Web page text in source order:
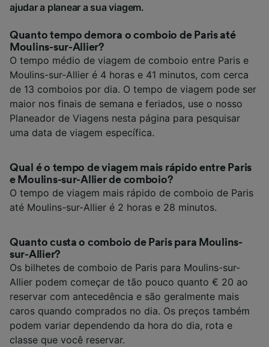
ajudar a planear a sua viagem.
Quanto tempo demora o comboio de Paris até
Moulins-sur-Allier?
O tempo médio de viagem de comboio entre Paris e
Moulins-sur-Allier é 4 horas e 41 minutos, com cerca
de 13 comboios por dia. O tempo de viagem pode ser
maior nos finais de semana e feriados, use o nosso
Planeador de Viagens nesta página para pesquisar
uma data de viagem específica.
Qual é o tempo de viagem mais rápido entre Paris
e Moulins-sur-Allier de comboio?
O tempo de viagem mais rápido de comboio de Paris
até Moulins-sur-Allier é 2 horas e 28 minutos.
Quanto custa o comboio de Paris para Moulins-
sur-Allier?
Os bilhetes de comboio de Paris para Moulins-sur-
Allier podem começar de tão pouco quanto € 20 ao
reservar com antecedência e são geralmente mais
caros quando comprados no dia. Os preços também
podem variar dependendo da hora do dia, rota e
classe que você reservar.